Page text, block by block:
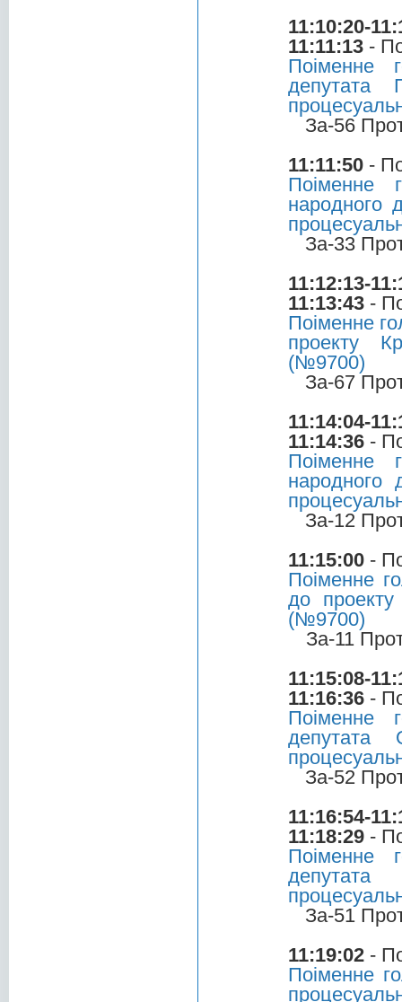
11:10:20-
11:11:13 -
Поіменне
депутата
За-56
11:11:50 -
Поіменне
народного
За-33
11:12:13-
11:13:43 -
Поіменне
проекту
(№9700)
За-67
11:14:04-
11:14:36 -
Поіменне
народного
За-12
11:15:00 -
Поіменне
до проекту
(№9700)
За-11
11:15:08-
11:16:36 -
Поіменне
депутата
За-52
11:16:54-
11:18:29 -
Поіменне
За-51
11:19:02 -
Поіменне